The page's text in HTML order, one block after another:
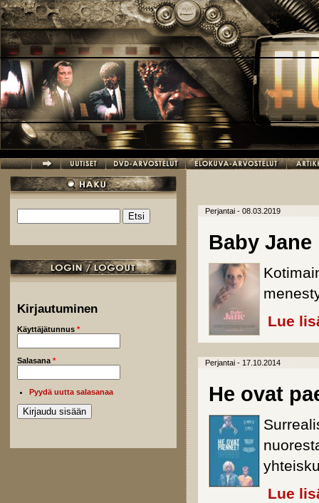
Hyppää pääsisältöön
Hakulomake
Kirjautuminen
Käyttäjätunnus *
Salasana *
Pyydä uutta salasanaa
Perjantai - 08.03.2019
Baby Jane
Lue
Perjantai - 17.10.2014
He ovat
Lue